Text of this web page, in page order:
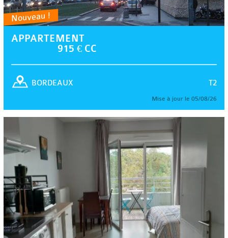
Nouveau !
APPARTEMENT
915 € CC
T2
BORDEAUX
Mise à jour le 05/08/26